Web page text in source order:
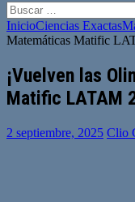
Buscar:
InicioCiencias Exactas
Matemáticas Matific
¡Vuelven las
Matific LATAM
2 septiembre, 2025 Clio